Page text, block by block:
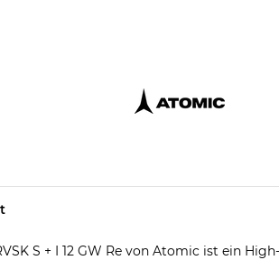
S + I 12 GW Re von Atomic ist ein